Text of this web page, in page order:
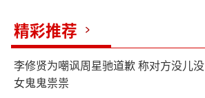
精彩推荐
李修贤为嘲讽周星驰道歉 称对方没儿没
女鬼鬼祟祟